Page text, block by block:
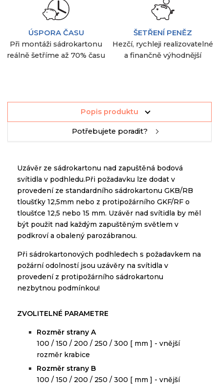
ÚSPORA ČASU
Při montáži sádrokartonu
reálně šetříme až 70% času
ŠETŘENÍ PENĚZ
Hezčí, rychleji realizovatelné
a finančně výhodnější
Popis produktu
Potřebujete poradit?
Uzávěr ze sádrokartonu nad zapuštěná bodová
svítidla v podhledu.Při požadavku lze dodat v
provedení ze standardního sádrokartonu GKB/RB
tloušťky 12,5mm nebo z protipožárního GKF/RF o
tloušťce 12,5 nebo 15 mm. Uzávěr nad svítidla by měl
být použit nad každým zapuštěným světlem v
podkroví a obalený parozábranou.
Při sádrokartonových podhledech s požadavkem na
požární odolností jsou uzávěry na svítidla v
provedení z protipožárního sádrokartonu
nezbytnou podmínkou!
ZVOLITELNÉ PARAMETRE
Rozměr strany A
100 / 150 / 200 / 250 / 300 [ mm ] - vnější
rozměr krabice
Rozměr strany B
100 / 150 / 200 / 250 / 300 [ mm ] - vnější